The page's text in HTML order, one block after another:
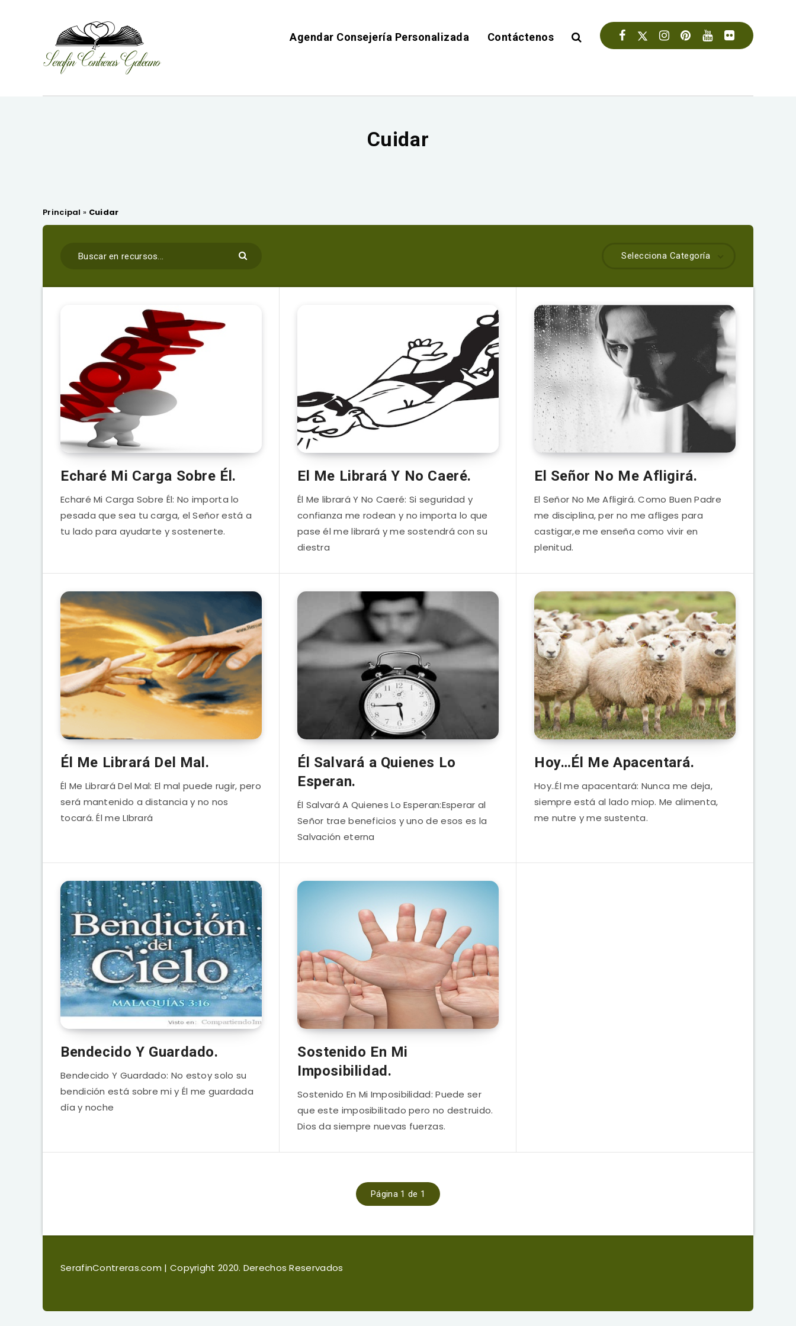
Agendar Consejería Personalizada Contáctenos
Cuidar
Principal » Cuidar
Selecciona Categoría
Echaré Mi Carga Sobre Él.
Echaré Mi Carga Sobre Él: No importa lo
pesada que sea tu carga, el Señor está a
tu lado para ayudarte y sostenerte.
El Me Librará Y No Caeré.
Él Me librará Y No Caeré: Si seguridad y
confianza me rodean y no importa lo que
pase él me librará y me sostendrá con su
diestra
El Señor No Me Afligirá.
El Señor No Me Afligirá. Como Buen Padre
me disciplina, per no me afliges para
castigar,e me enseña como vivir en
plenitud.
Él Me Librará Del Mal.
Él Me Librará Del Mal: El mal puede rugir, pero
será mantenido a distancia y no nos
tocará. Él me LIbrará
Él Salvará a Quienes Lo
Esperan.
Él Salvará A Quienes Lo Esperan:Esperar al
Señor trae beneficios y uno de esos es la
Salvación eterna
Hoy…Él Me Apacentará.
Hoy..Él me apacentará: Nunca me deja,
siempre está al lado miop. Me alimenta,
me nutre y me sustenta.
Bendecido Y Guardado.
Bendecido Y Guardado: No estoy solo su
bendición está sobre mi y Él me guardada
día y noche
Sostenido En Mi
Imposibilidad.
Sostenido En Mi Imposibilidad: Puede ser
que este imposibilitado pero no destruido.
Dios da siempre nuevas fuerzas.
Página 1 de 1
SerafinContreras.com | Copyright 2020. Derechos Reservados